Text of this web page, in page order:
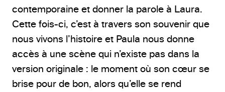
contemporaine et donner la parole à Laura.
Cette fois-ci, c’est à travers son souvenir que
nous vivons l’histoire et Paula nous donne
accès à une scène qui n’existe pas dans la
version originale : le moment où son cœur se
brise pour de bon, alors qu’elle se rend